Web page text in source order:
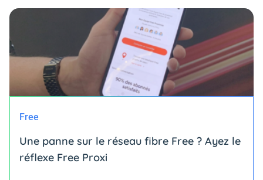
Free
Une panne sur le réseau fibre Free ? Ayez le
réflexe Free Proxi